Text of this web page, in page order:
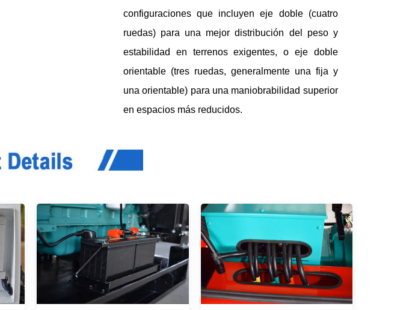
configuraciones que incluyen ​eje doble (cuatro
ruedas)​ para una mejor distribución del peso y
estabilidad en terrenos exigentes, o ​eje doble
orientable (tres ruedas, generalmente una fija y
una orientable)​ para una maniobrabilidad superior
en espacios más reducidos.